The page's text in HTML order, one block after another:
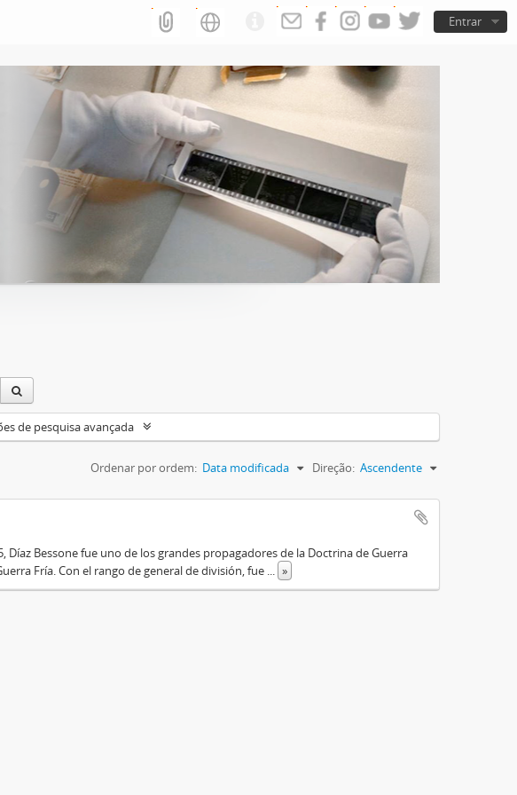
Entrar
de pesquisa avançada
Ordenar por ordem: Data modificada Direção: Ascendente
Bessone fue uno de los grandes propagadores de la Doctrina de Guerra
Fría. Con el rango de general de división, fue
»